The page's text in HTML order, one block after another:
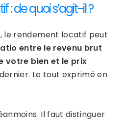
de quoi s’agit-il ?
le rendement locatif peut
entre le revenu brut
votre bien et le prix
Le tout exprimé en
Il faut distinguer